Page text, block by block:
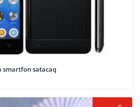
Lenovo Azərbaycanda smartfon satacaq